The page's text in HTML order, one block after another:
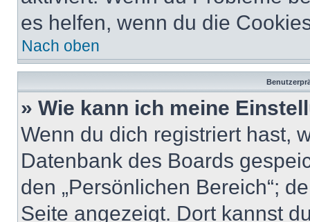
es helfen, wenn du die
Nach oben
» Wie kann ich meine
Wenn du dich registriert hast,
Datenbank des Boards
den „Persönlichen Bereich“;
Seite angezeigt. Dort kannst